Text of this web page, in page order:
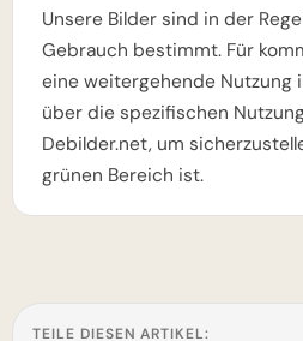
Unsere Bilder sind in der
Gebrauch bestimmt. Für
eine weitergehende
über die spezifischen
Debilder.net, um
grünen Bereich ist.
TEILE DIESEN ARTIKEL: